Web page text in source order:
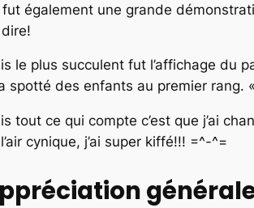
fut également une grande
le plus succulent fut l’affichage du
spotté des enfants au premier rang.
tout ce qui compte c’est que j’ai
l’air cynique, j’ai super kiffé!!! =^-^=